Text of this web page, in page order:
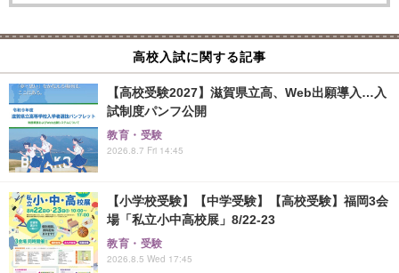
高校入試に関する記事
【高校受験2027】滋賀県立高、Web出願導入…入
試制度パンフ公開
教育・受験
2026.8.7 Fri 14:45
【小学校受験】【中学受験】【高校受験】福岡3会
場「私立小中高校展」8/22-23
教育・受験
2026.8.5 Wed 17:45